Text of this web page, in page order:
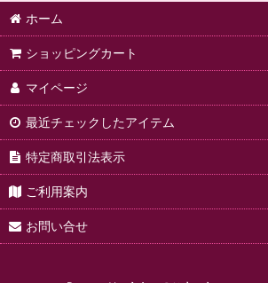
ホーム
ショッピングカート
マイページ
最近チェックしたアイテム
特定商取引法表示
ご利用案内
お問い合せ